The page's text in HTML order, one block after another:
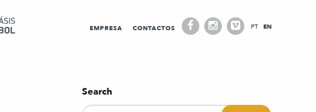
EMPRESA CONTACTOS PT EN
Search